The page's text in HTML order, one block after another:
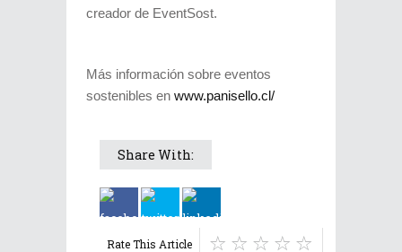
creador de EventSost.
Más información sobre eventos
sostenibles en www.panisello.cl/
Share With:
Rate This Article